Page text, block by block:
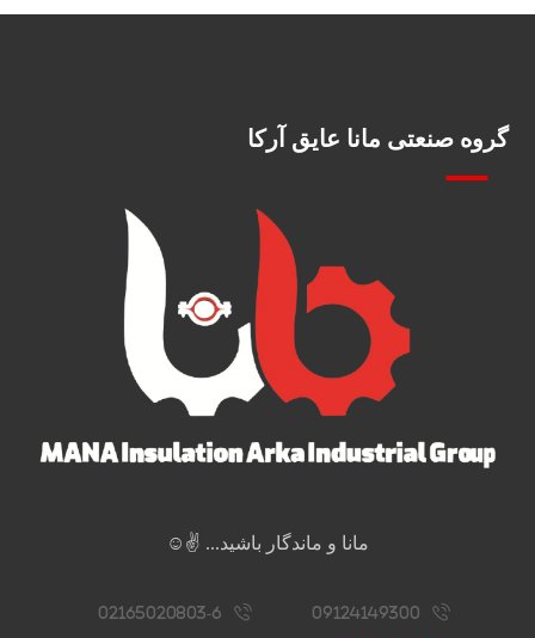
گروه صنعتی مانا عایق آرکا
مانا و ماندگار باشید... ✌️☺️
09124149300
02165020803-6